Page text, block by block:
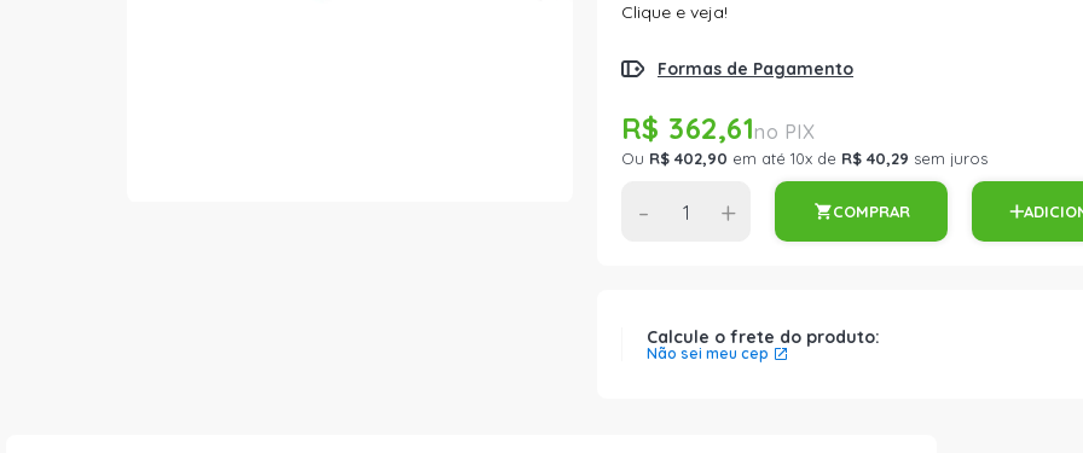
Clique e veja!
Formas de Pagamento
R$ 362,61
Ou R$ 402,90 em até 10x de R$ 40,29 sem juros
- + COMPRAR
Calcule o frete do produto:
Não sei meu cep